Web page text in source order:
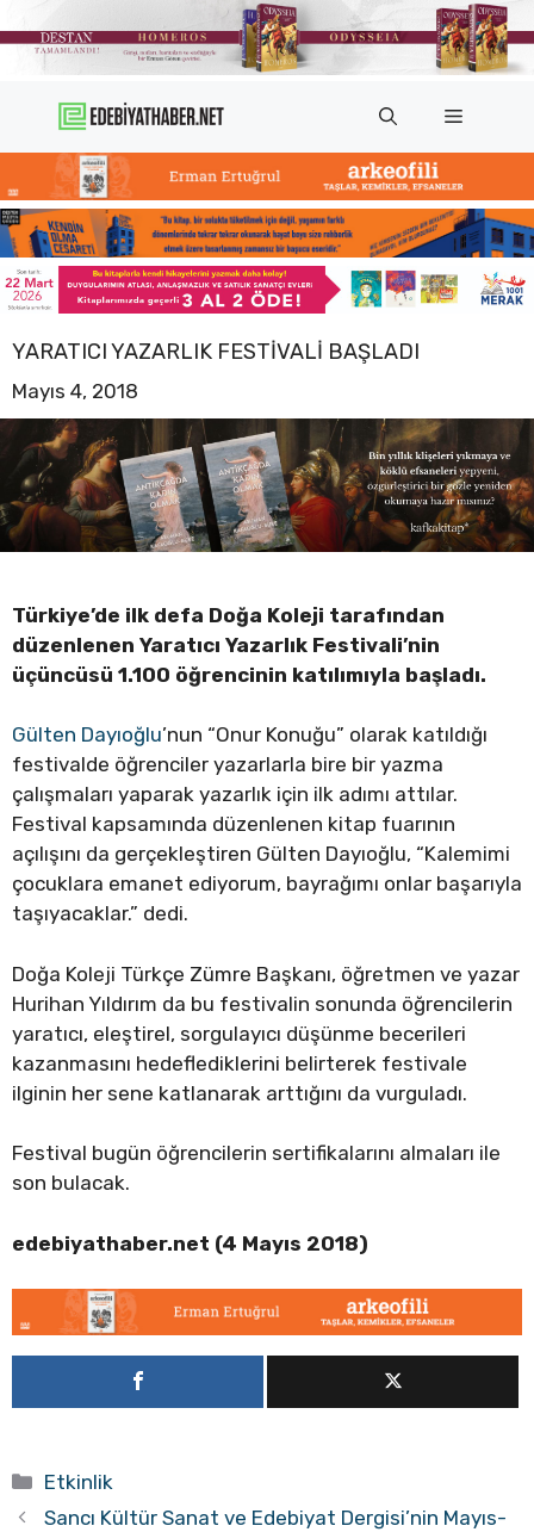
atla
Menü
YARATICI YAZARLIK FESTIVALI BAŞLADI
Mayıs 4, 2018
Türkiye’de ilk defa Doğa Koleji tarafından
düzenlenen Yaratıcı Yazarlık Festivali’nin
üçüncüsü 1.100 öğrencinin katılımıyla başladı.
Gülten Dayıoğlu’nun “Onur Konuğu” olarak katıldığı
festivalde öğrenciler yazarlarla bire bir yazma
çalışmaları yaparak yazarlık için ilk adımı attılar.
Festival kapsamında düzenlenen kitap fuarının
açılışını da gerçekleştiren Gülten Dayıoğlu, “Kalemimi
çocuklara emanet ediyorum, bayrağımı onlar başarıyla
taşıyacaklar.” dedi.
Doğa Koleji Türkçe Zümre Başkanı, öğretmen ve yazar
Hurihan Yıldırım da bu festivalin sonunda öğrencilerin
yaratıcı, eleştirel, sorgulayıcı düşünme becerileri
kazanmasını hedeflediklerini belirterek festivale
ilginin her sene katlanarak arttığını da vurguladı.
Festival bugün öğrencilerin sertifikalarını almaları ile
son bulacak.
edebiyathaber.net (4 Mayıs 2018)
Kategoriler
Etkinlik
Sancı Kültür Sanat ve Edebiyat Dergisi’nin Mayıs-